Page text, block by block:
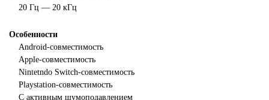
20 Гц — 20 кГц
Особенности
Android-совместимость
Apple-совместимость
Nintetndo Switch-совместимость
Playstation-совместимость
С активным шумоподавлением